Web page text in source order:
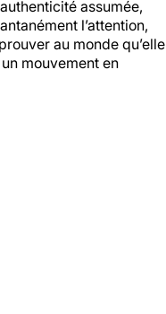
assumée,
l’attention,
au monde qu’elle
mouvement en